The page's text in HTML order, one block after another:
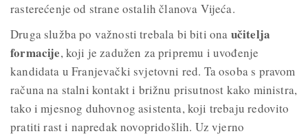
rasterećenje od strane ostalih članova Vijeća.
Druga služba po važnosti trebala bi biti ona učitelja
formacije, koji je zadužen za pripremu i uvođenje
kandidata u Franjevački svjetovni red. Ta osoba s pravom
računa na stalni kontakt i brižnu prisutnost kako ministra,
tako i mjesnog duhovnog asistenta, koji trebaju redovito
pratiti rast i napredak novopridošlih. Uz vjerno